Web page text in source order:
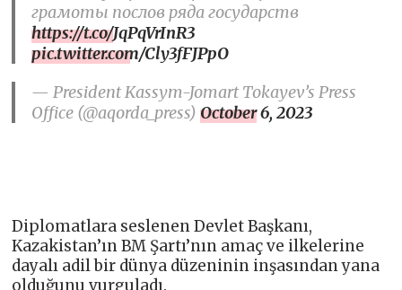
грамоты послов ряда государств
https://t.co/JqPqVrInR3
pic.twitter.com/Cly3fFJPpO
— President Kassym-Jomart Tokayev’s Press
Office (@aqorda_press)October 6, 2023
Diplomatlara seslenen Devlet Başkanı,
Kazakistan’ın BM Şartı’nın amaç ve ilkelerine
dayalı adil bir dünya düzeninin inşasından yana
olduğunu vurguladı.